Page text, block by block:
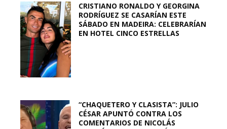
CRISTIANO RONALDO Y GEORGINA
RODRÍGUEZ SE CASARÍAN ESTE
SÁBADO EN MADEIRA: CELEBRARÍAN
EN HOTEL CINCO ESTRELLAS
“CHAQUETERO Y CLASISTA”: JULIO
CÉSAR APUNTÓ CONTRA LOS
COMENTARIOS DE NICOLÁS